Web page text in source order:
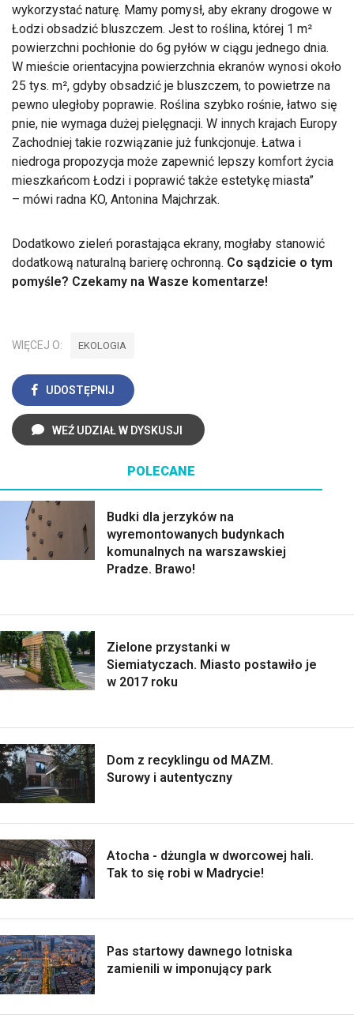
wykorzystać naturę. Mamy pomysł, aby ekrany drogowe w
Łodzi obsadzić bluszczem. Jest to roślina, której 1 m²
powierzchni pochłonie do 6g pyłów w ciągu jednego dnia.
W mieście orientacyjna powierzchnia ekranów wynosi około
25 tys. m², gdyby obsadzić je bluszczem, to powietrze na
pewno uległoby poprawie. Roślina szybko rośnie, łatwo się
pnie, nie wymaga dużej pielęgnacji. W innych krajach Europy
Zachodniej takie rozwiązanie już funkcjonuje. Łatwa i
niedroga propozycja może zapewnić lepszy komfort życia
mieszkańcom Łodzi i poprawić także estetykę miasta
– mówi radna KO, Antonina Majchrzak.
Dodatkowo zieleń porastająca ekrany, mogłaby stanowić
dodatkową naturalną barierę ochronną. Co sądzicie o tym
pomyśle? Czekamy na Wasze komentarze!
WIĘCEJ O: EKOLOGIA
UDOSTĘPNIJ
WEŹ UDZIAŁ W DYSKUSJI
POLECANE
Budki dla jerzyków na
wyremontowanych budynkach
komunalnych na warszawskiej
Pradze. Brawo!
Zielone przystanki w
Siemiatyczach. Miasto postawiło je
w 2017 roku
Dom z recyklingu od MAZM.
Surowy i autentyczny
Atocha - dżungla w dworcowej hali.
Tak to się robi w Madrycie!
Pas startowy dawnego lotniska
zamienili w imponujący park